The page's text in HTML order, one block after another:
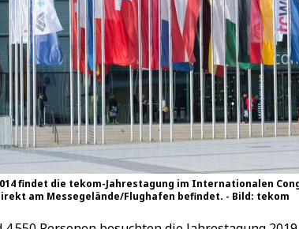
findet die tekom-Jahrestagung im Internationalen
am Messegelände/Flughafen befindet. - Bild: tekom